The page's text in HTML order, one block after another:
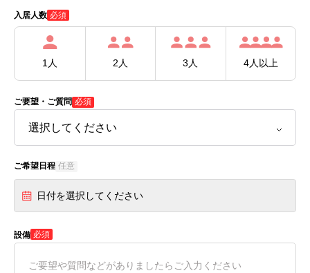
入居人数 必須
1人 2人 3人 4人以上
ご要望・ご質問 必須
ご希望日程 任意
日付を選択してください
設備 必須